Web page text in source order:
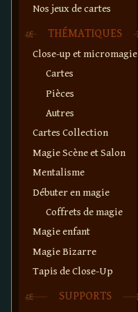
Nos jeux de cartes
THÉMATIQUES
Close-up et micromagie
Cartes
Pièces
Autres
Cartes Collection
Magie Scène et Salon
Mentalisme
Débuter en magie
Coffrets de magie
Magie enfant
Magie Bizarre
Tapis de Close-Up
SUPPORTS